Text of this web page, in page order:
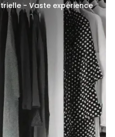
- Vaste expérience